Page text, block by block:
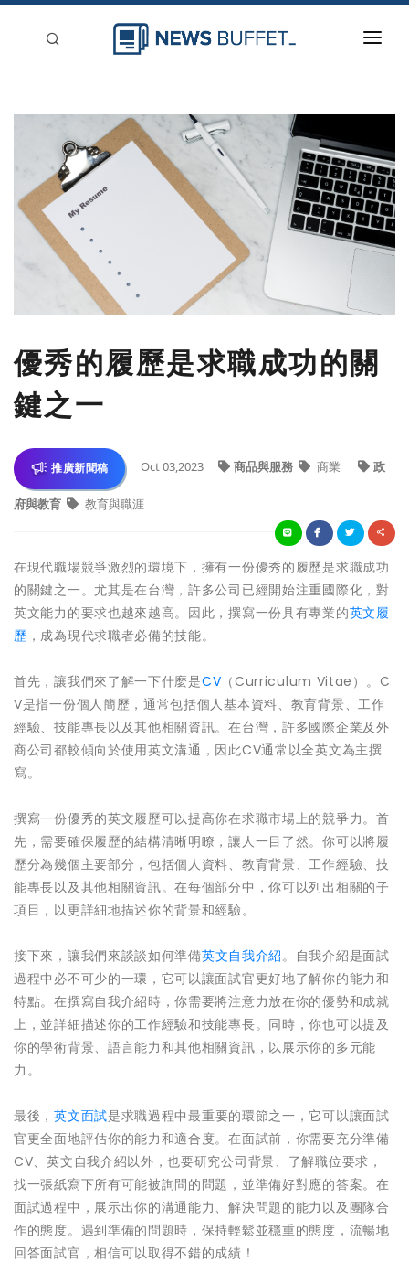
新聞稿分類
登入
刊登
優秀的履歷是求職成功的關
鍵之一
推廣新聞稿 Oct 03,2023 商品與服務 商業 政
府與教育 教育與職涯
在現代職場競爭激烈的環境下，擁有一份優秀的履歷是求職成功
的關鍵之一。尤其是在台灣，許多公司已經開始注重國際化，對
英文能力的要求也越來越高。因此，撰寫一份具有專業的英文履
歷 ，成為現代求職者必備的技能。
首先，讓我們來了解一下什麼是CV （Curriculum Vitae）。C
V是指一份個人簡歷，通常包括個人基本資料、教育背景、工作
經驗、技能專長以及其他相關資訊。在台灣，許多國際企業及外
商公司都較傾向於使用英文溝通，因此CV通常以全英文為主撰
寫。
撰寫一份優秀的英文履歷可以提高你在求職市場上的競爭力。首
先，需要確保履歷的結構清晰明瞭，讓人一目了然。你可以將履
歷分為幾個主要部分，包括個人資料、教育背景、工作經驗、技
能專長以及其他相關資訊。在每個部分中，你可以列出相關的子
項目，以更詳細地描述你的背景和經驗。
接下來，讓我們來談談如何準備英文自我介紹。自我介紹是面試
過程中必不可少的一環，它可以讓面試官更好地了解你的能力和
特點。在撰寫自我介紹時，你需要將注意力放在你的優勢和成就
上，並詳細描述你的工作經驗和技能專長。同時，你也可以提及
你的學術背景、語言能力和其他相關資訊，以展示你的多元能
力。
最後，英文面試是求職過程中最重要的環節之一，它可以讓面試
官更全面地評估你的能力和適合度。在面試前，你需要充分準備
CV、英文自我介紹以外，也要研究公司背景、了解職位要求，
找一張紙寫下所有可能被詢問的問題，並準備好對應的答案。在
面試過程中，展示出你的溝通能力、解決問題的能力以及團隊合
作的態度。遇到準備的問題時，保持輕鬆並穩重的態度，流暢地
回答面試官，相信可以取得不錯的成績！